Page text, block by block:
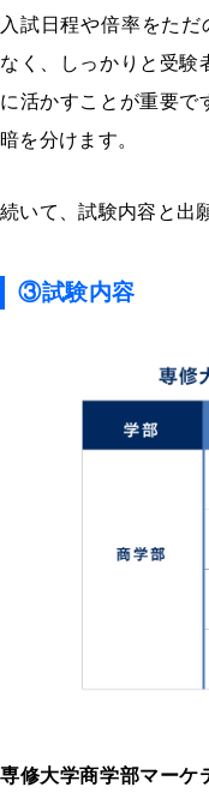
入試日程や倍率をただ
なく、しっかりと受験
に活かすことが重要で
暗を分けます。
続いて、試験内容と出
③試験内容
専修大学商学部マーケ